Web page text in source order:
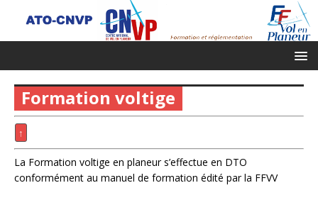
Formation voltige
↑
La Formation voltige en planeur s’effectue en DTO
conformément au manuel de formation édité par la FFVV